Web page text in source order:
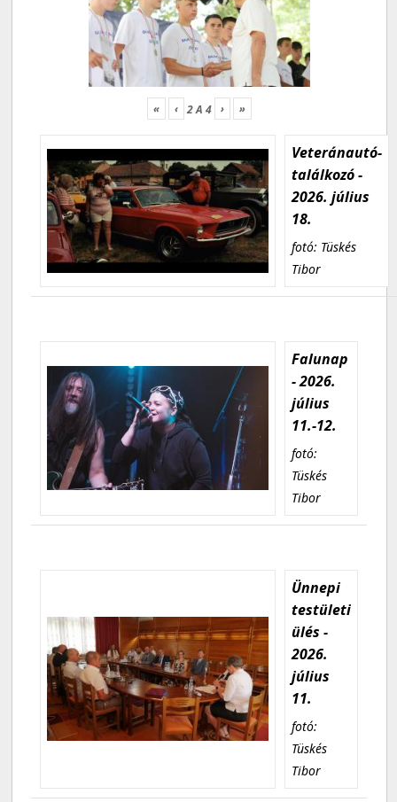
« ‹ 2A 4 › »
Veteránautó-
találkozó -
2026. július
18.
fotó: Tüskés
Tibor
Falunap
- 2026.
július
11.-12.
fotó:
Tüskés
Tibor
Ünnepi
testületi
ülés -
2026.
július
11.
fotó:
Tüskés
Tibor